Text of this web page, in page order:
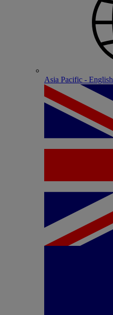
Asia Pacific - English